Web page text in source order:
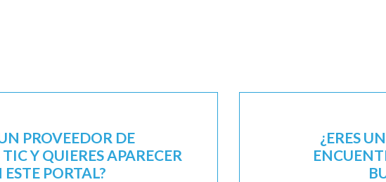
PROVEEDOR DE
Y QUIERES APARECER
ESTE PORTAL?
¿ERES